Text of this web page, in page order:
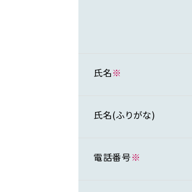
氏名※
氏名(ふりがな)
電話番号※